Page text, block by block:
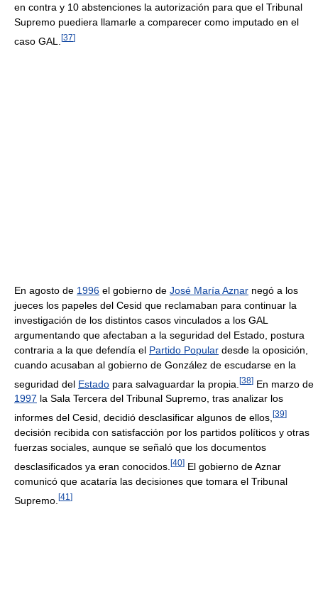
en contra y 10 abstenciones la autorización para que el Tribunal
Supremo puediera llamarle a comparecer como imputado en el
caso GAL.
[37]
En agosto de 1996 el gobierno de José María Aznar negó a los
jueces los papeles del Cesid que reclamaban para continuar la
investigación de los distintos casos vinculados a los GAL
argumentando que afectaban a la seguridad del Estado, postura
contraria a la que defendía el Partido Popular desde la oposición,
cuando acusaban al gobierno de González de escudarse en la
seguridad del Estado para salvaguardar la propia. [38] En marzo de
1997 la Sala Tercera del Tribunal Supremo, tras analizar los
informes del Cesid, decidió desclasificar algunos de ellos, [39]
decisión recibida con satisfacción por los partidos políticos y otras
fuerzas sociales, aunque se señaló que los documentos
desclasificados ya eran conocidos. [40] El gobierno de Aznar
comunicó que acataría las decisiones que tomara el Tribunal
Supremo. [41 ]